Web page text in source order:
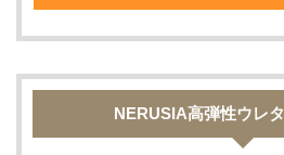
NERUSIA高弾性ウレ